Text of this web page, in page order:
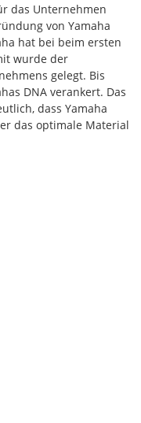
das Unternehmen
von Yamaha
hat bei beim ersten
wurde der
gelegt. Bis
DNA verankert. Das
dass Yamaha
das optimale Material